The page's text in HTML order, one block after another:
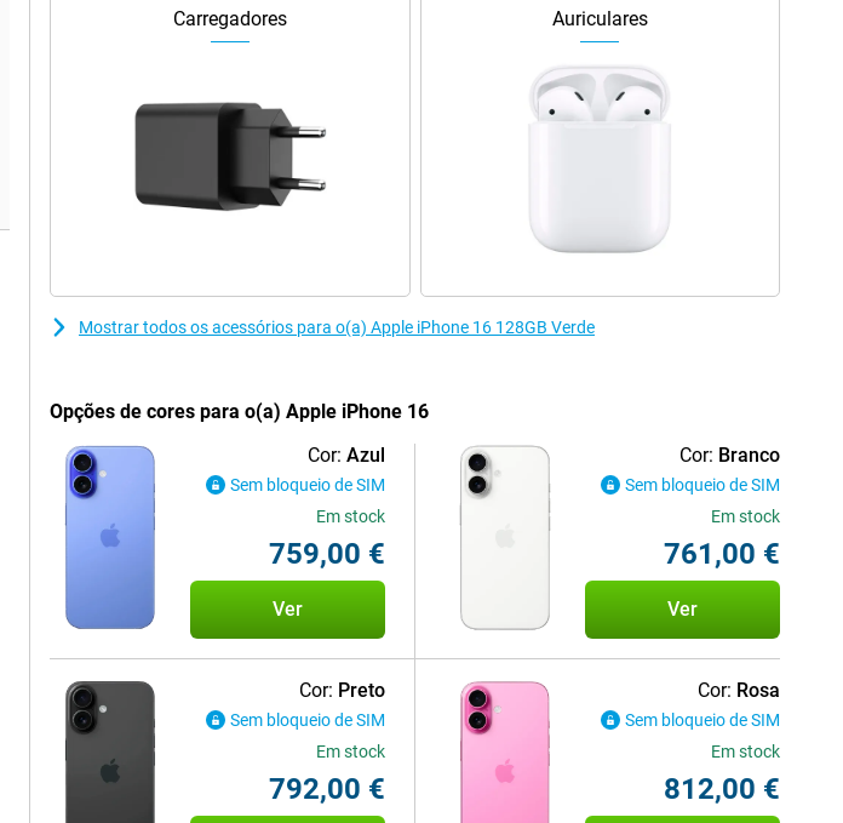
Carregadores Auriculares
Mostrar todos os acessórios para o(a) Apple iPhone 16 128GB Verde
Opções de cores para o(a) Apple iPhone 16
Cor: Azul
Sem bloqueio de SIM
Em stock
759,00 €
Ver
Cor: Branco
Sem bloqueio de SIM
Em stock
761,00 €
Ver
Cor: Preto
Sem bloqueio de SIM
Em stock
792,00 €
Cor: Rosa
Sem bloqueio de SIM
Em stock
812,00 €